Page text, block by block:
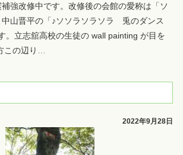
強改修中です。改修後の会館の愛称は「ソ
中山晋平の「♪ソソラソラソラ 兎のダンス
。立志舘高校の生徒の wall painting が目を
この辺り …
2022年9月28日